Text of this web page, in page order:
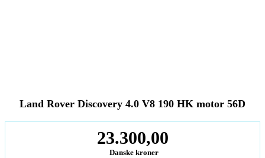
Land Rover Discovery 4.0 V8 190 HK motor 56D
23.300,00
Danske kroner